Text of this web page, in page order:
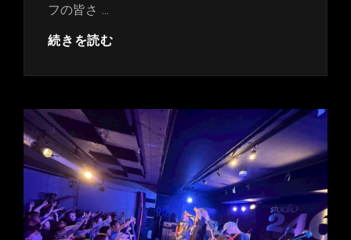
フの皆さ …
続きを読む
あ
岡
山
CRAZYMAMA
KINGDOM
公
演
終